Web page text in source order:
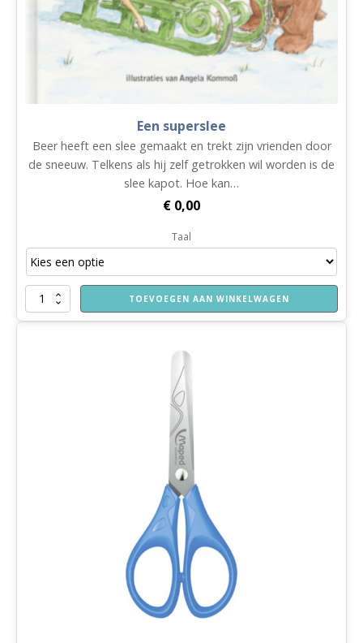
Een superslee
Beer heeft een slee gemaakt en trekt zijn vrienden door
de sneeuw. Telkens als hij zelf getrokken wil worden is de
slee kapot. Hoe kan…
€ 0,00
Taal
Een
superslee
TOEVOEGEN AAN WINKELWAGEN